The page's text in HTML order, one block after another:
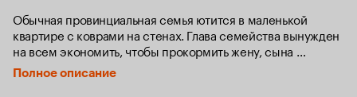
Обычная провинциальная семья ютится в маленькой
квартире с коврами на стенах. Глава семейства вынужден
на всем экономить, чтобы прокормить жену, сына
и племянника. Поэтому появление «Майбаха»
у ближайшего родственника — событие из ряда
Полное описание